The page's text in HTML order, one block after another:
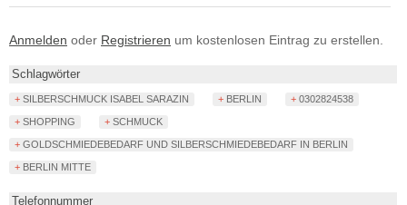
Anmelden oder Registrieren um kostenlosen Eintrag zu erstellen.
Schlagwörter
+ SILBERSCHMUCK ISABEL SARAZIN + BERLIN + 0302824538
+ SHOPPING + SCHMUCK
+ GOLDSCHMIEDEBEDARF UND SILBERSCHMIEDEBEDARF IN BERLIN
+ BERLIN MITTE
Telefonnummer